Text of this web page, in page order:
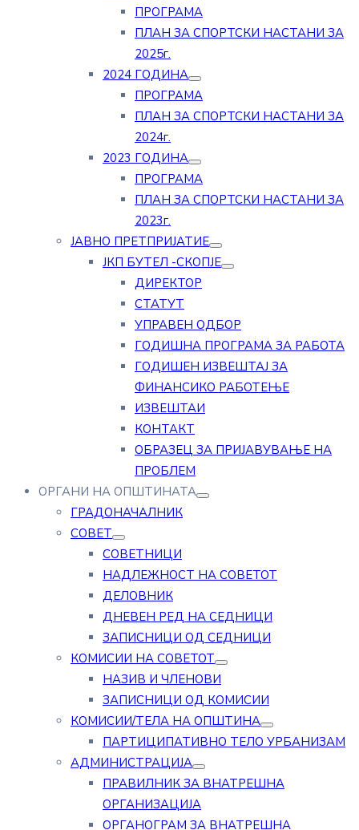
ПРОГРАМА
ПЛАН ЗА СПОРТСКИ НАСТАНИ ЗА
2025г.
2024 ГОДИНА
ПРОГРАМА
ПЛАН ЗА СПОРТСКИ НАСТАНИ ЗА
2024г.
2023 ГОДИНА
ПРОГРАМА
ПЛАН ЗА СПОРТСКИ НАСТАНИ ЗА
2023г.
ЈАВНО ПРЕТПРИЈАТИЕ
ЈКП БУТЕЛ -СКОПЈЕ
ДИРЕКТОР
СТАТУТ
УПРАВЕН ОДБОР
ГОДИШНА ПРОГРАМА ЗА РАБОТА
ГОДИШЕН ИЗВЕШТАЈ ЗА
ФИНАНСИКО РАБОТЕЊЕ
ИЗВЕШТАИ
КОНТАКТ
ОБРАЗЕЦ ЗА ПРИЈАВУВАЊЕ НА
ПРОБЛЕМ
ОРГАНИ НА ОПШТИНАТА
ГРАДОНАЧАЛНИК
СОВЕТ
СОВЕТНИЦИ
НАДЛЕЖНОСТ НА СОВЕТОТ
ДЕЛОВНИК
ДНЕВЕН РЕД НА СЕДНИЦИ
ЗАПИСНИЦИ ОД СЕДНИЦИ
КОМИСИИ НА СОВЕТОТ
НАЗИВ И ЧЛЕНОВИ
ЗАПИСНИЦИ ОД КОМИСИИ
КОМИСИИ/ТЕЛА НА ОПШТИНА
ПАРТИЦИПАТИВНО ТЕЛО УРБАНИЗАМ
АДМИНИСТРАЦИЈА
ПРАВИЛНИК ЗА ВНАТРЕШНА
ОРГАНИЗАЦИЈА
ОРГАНОГРАМ ЗА ВНАТРЕШНА